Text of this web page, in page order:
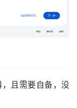
且需要自备，没